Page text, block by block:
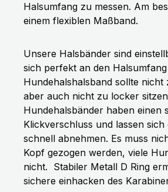
Halsumfang zu messen. Am
einem flexiblen Maßband.
Unsere Halsbänder sind
sich perfekt an den
Hundehalshalsband sollte nicht
aber auch nicht zu locker
Hundehalsbänder haben einen
Klickverschluss und lassen
schnell abnehmen. Es muss
Kopf gezogen werden, viele
nicht. Stabiler Metall D Ring
sichere einhacken des